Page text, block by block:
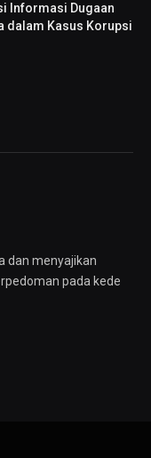
Informasi Dugaan
dalam Kasus Korupsi
dan menyajikan
pada kede